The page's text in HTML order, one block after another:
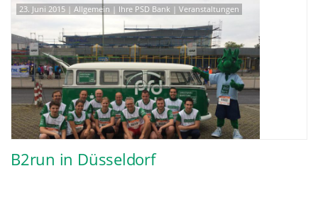
23. Juni 2015 | Allgemein | Ihre PSD Bank | Veranstaltungen
B2run in Düsseldorf